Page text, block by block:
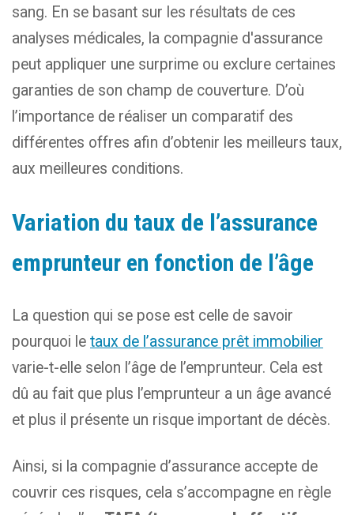
sang. En se basant sur les résultats de ces
analyses médicales, la compagnie d'assurance
peut appliquer une surprime ou exclure certaines
garanties de son champ de couverture. D’où
l’importance de réaliser un comparatif des
différentes offres afin d’obtenir les meilleurs taux,
aux meilleures conditions.
Variation du taux de l’assurance
emprunteur en fonction de l’âge
La question qui se pose est celle de savoir
pourquoi le taux de l’assurance prêt immobilier
varie-t-elle selon l’âge de l’emprunteur. Cela est
dû au fait que plus l’emprunteur a un âge avancé
et plus il présente un risque important de décès.
Ainsi, si la compagnie d’assurance accepte de
couvrir ces risques, cela s’accompagne en règle